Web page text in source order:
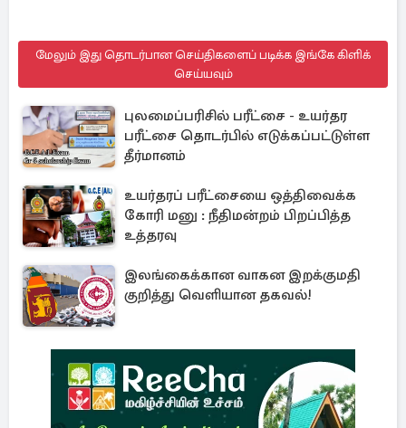
மேலும் இது தொடர்பான செய்திகளைப் படிக்க இங்கே கிளிக்
செய்யவும்
புலமைப்பரிசில் பரீட்சை - உயர்தர
பரீட்சை தொடர்பில் எடுக்கப்பட்டுள்ள
தீர்மானம்
உயர்தரப் பரீட்சையை ஒத்திவைக்க
கோரி மனு : நீதிமன்றம் பிறப்பித்த
உத்தரவு
இலங்கைக்கான வாகன இறக்குமதி
குறித்து வெளியான தகவல்!